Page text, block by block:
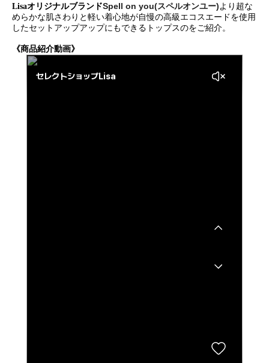
LisaオリジナルブランドSpell on you(スペルオンユー) より超な
めらかな肌さわりと軽い着心地が自慢の高級エコスエードを使用
したセットアップアップにもできるトップスのをご紹介。
《商品紹介動画》